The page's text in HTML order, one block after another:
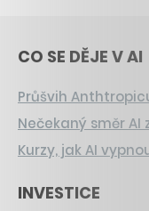
CO SE DĚJE V AI
Průšvih
Nečekaný směr AI
Kurzy, jak AI
INVESTICE